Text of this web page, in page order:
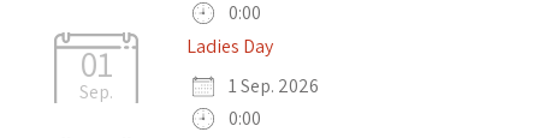
0:00
01
Sep.
Ladies Day
1 Sep. 2026
0:00